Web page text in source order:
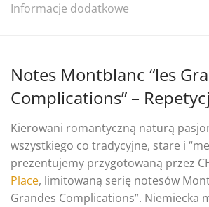
Informacje dodatkowe
Notes Montblanc “les
Complications” –
Kierowani romantyczną naturą
wszystkiego co tradycyjne, stare i
prezentujemy przygotowaną przez
Place, limitowaną serię notesów
Grandes Complications”. Niemiecka